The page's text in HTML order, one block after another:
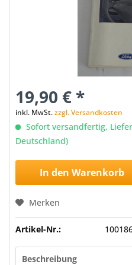
19,90 € *
inkl. MwSt.zzgl. Versandkosten
Sofort versandfertig,
Deutschland)
In den Warenkorb
Merken
Artikel-Nr.:
Beschreibung